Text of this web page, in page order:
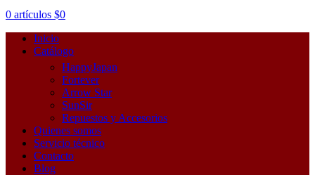
0 artículos $0
Inicio
Catálogo
HappyJapan
Fortever
Arrow Star
SunSir
Repuestos y Accesorios
Quienes somos
Servicio técnico
Contacto
Blog